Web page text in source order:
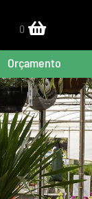
0
Orçamento